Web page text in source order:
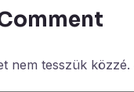
nem tesszük közzé.